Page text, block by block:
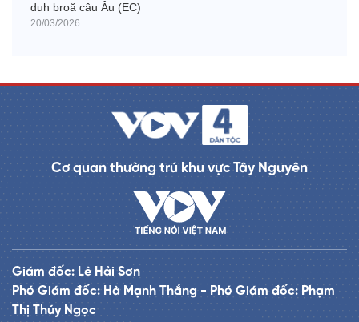
duh broă câu Âu (EC)
20/03/2026
Cơ quan thường trú khu vực Tây Nguyên
Giám đốc: Lê Hải Sơn
Phó Giám đốc: Hà Mạnh Thắng - Phó Giám đốc: Phạm
Thị Thúy Ngọc